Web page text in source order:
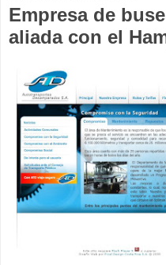
Empresa de
aliada con el